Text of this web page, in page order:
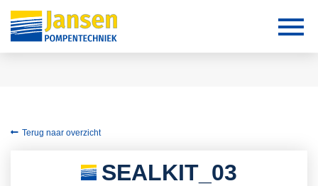
Terug naar overzicht
SEALKIT_03